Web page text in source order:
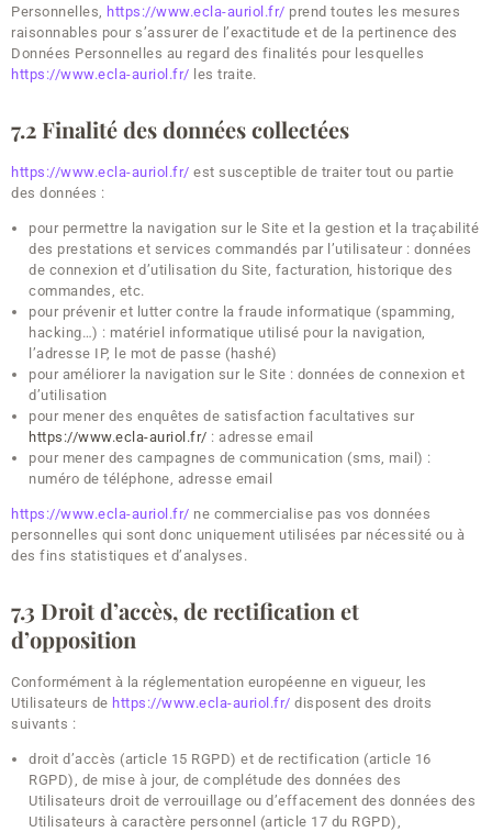
Personnelles, https://www.ecla-auriol.fr/ prend toutes les mesures
raisonnables pour s’assurer de l’exactitude et de la pertinence des
Données Personnelles au regard des finalités pour lesquelles
https://www.ecla-auriol.fr/ les traite.
7.2 Finalité des données collectées
https://www.ecla-auriol.fr/ est susceptible de traiter tout ou partie
des données :
pour permettre la navigation sur le Site et la gestion et la traçabilité
des prestations et services commandés par l’utilisateur : données
de connexion et d’utilisation du Site, facturation, historique des
commandes, etc.
pour prévenir et lutter contre la fraude informatique (spamming,
hacking…) : matériel informatique utilisé pour la navigation,
l’adresse IP, le mot de passe (hashé)
pour améliorer la navigation sur le Site : données de connexion et
d’utilisation
pour mener des enquêtes de satisfaction facultatives sur
https://www.ecla-auriol.fr/ : adresse email
pour mener des campagnes de communication (sms, mail) :
numéro de téléphone, adresse email
https://www.ecla-auriol.fr/ ne commercialise pas vos données
personnelles qui sont donc uniquement utilisées par nécessité ou à
des fins statistiques et d’analyses.
7.3 Droit d’accès, de rectification et
d’opposition
Conformément à la réglementation européenne en vigueur, les
Utilisateurs de https://www.ecla-auriol.fr/ disposent des droits
suivants :
droit d’accès (article 15 RGPD) et de rectification (article 16
RGPD), de mise à jour, de complétude des données des
Utilisateurs droit de verrouillage ou d’effacement des données des
Utilisateurs à caractère personnel (article 17 du RGPD),